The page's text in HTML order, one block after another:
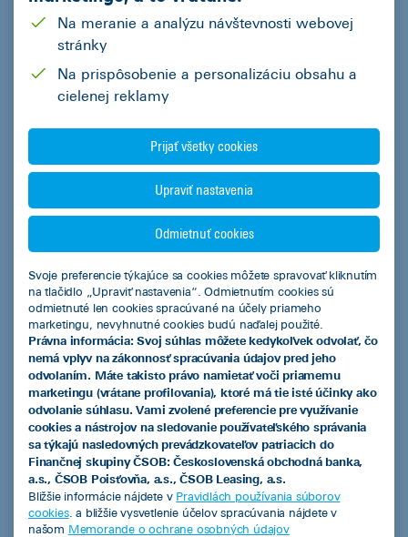
Súhlasímso spracovaním osobných údajov za účelom spracovania ponuky zo
ČSOB Leasing a.s.
Produkty
Leasingový úver
Smart finančný leasing
Operatívny leasing
EIB úver so zvýhodneným úrokom
Na meranie a analýzu návštevnosti webovej
stránky
Na prispôsobenie a personalizáciu obsahu a
cielenej reklamy
Prijať všetky cookies
Upraviť nastavenia
Odmietnuť cookies
Svoje preferencie týkajúce sa cookies môžete spravovať kliknutím
na tlačidlo „Upraviť nastavenia“. Odmietnutím cookies sú
odmietnuté len cookies spracúvané na účely priameho
marketingu, nevyhnutné cookies budú naďalej použité.
Právna informácia: Svoj súhlas môžete kedykoľvek odvolať, čo
nemá vplyv na zákonnosť spracúvania údajov pred jeho
odvolaním. Máte takisto právo namietať voči priamemu
marketingu (vrátane profilovania), ktoré má tie isté účinky ako
odvolanie súhlasu. Vami zvolené preferencie pre využívanie
cookies a nástrojov na sledovanie používateľského správania
sa týkajú nasledovných prevádzkovateľov patriacich do
Finančnej skupiny ČSOB: Československá obchodná banka,
a.s., ČSOB Poisťovňa, a.s., ČSOB Leasing, a.s.
Bližšie informácie nájdete v Pravidlách používania súborov
cookies. a bližšie vysvetlenie účelov spracúvania nájdete v
našom Memorande o ochrane osobných údajov